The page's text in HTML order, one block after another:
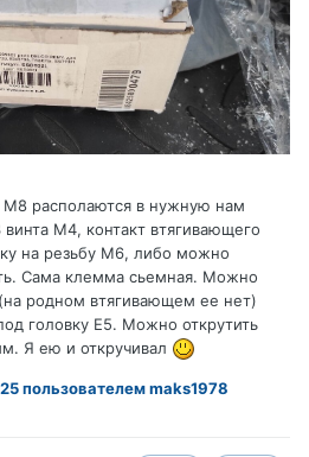
располаются в нужную нам
М4, контакт втягивающего
на резьбу М6, либо можно
Сама клемма сьемная. Можно
родном втягивающем ее нет)
головку Е5. Можно открутить
Я ею и откручивал
пользователем maks1978